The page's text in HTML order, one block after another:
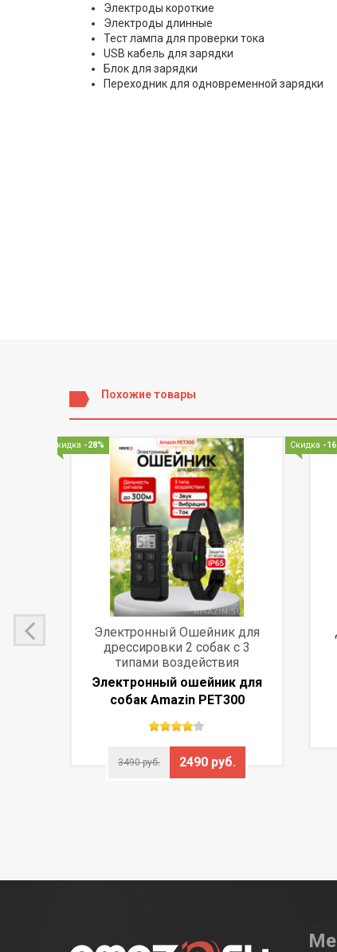
Электроды короткие
Электроды длинные
Тест лампа для проверки тока
USB кабель для зарядки
Блок для зарядки
Переходник для одновременной зарядки
Похожие товары
Скидка -28%
Электронный Ошейник для
дрессировки 2 собак с 3
типами воздействия
Электронный ошейник для
собак Amazin PET300
3490 руб. 2490 руб.
Скидка -